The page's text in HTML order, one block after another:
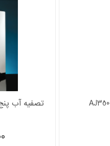
تصفیه آب